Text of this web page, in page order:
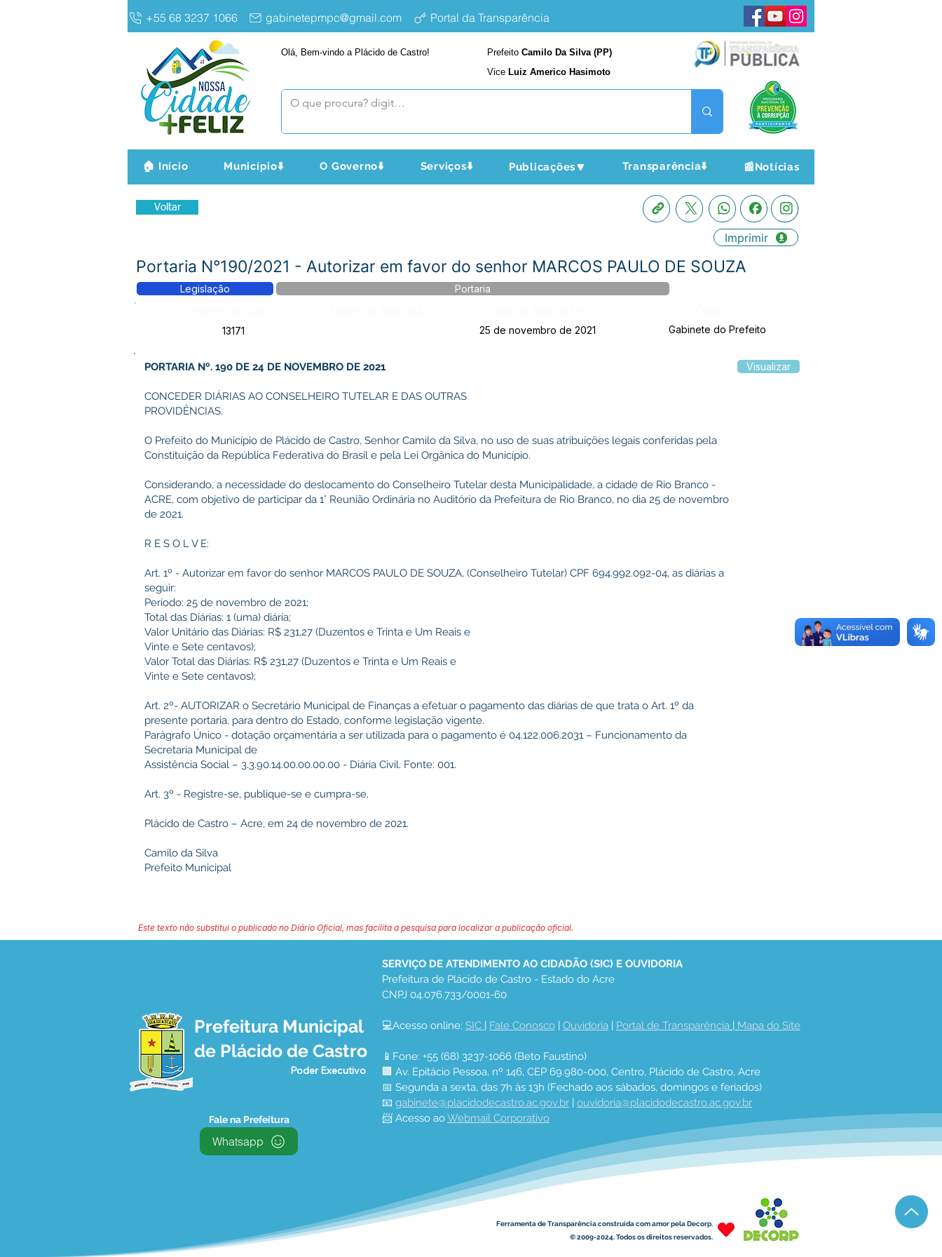
+55 68 3237 1066 gabinetepmpc@gmail.com Portal da Transparência
Olá, Bem-vindo a Plácido de Castro! Prefeito Camilo Da Silva (PP)
Vice Luiz Americo Hasimoto
🏠 Início Município⬇️ O Governo⬇️ Serviços⬇️ Publicações🔽 Transparência⬇️ 📰Notícias
Voltar
Imprimir
Portaria N°190/2021 - Autorizar em favor do senhor MARCOS PAULO DE SOUZA
Legislação
Portaria
13171
25 de novembro de 2021 Gabinete do Prefeito
PORTARIA Nº. 190 DE 24 DE NOVEMBRO DE 2021
CONCEDER DIÁRIAS AO CONSELHEIRO TUTELAR E DAS OUTRAS
PROVIDÊNCIAS.
O Prefeito do Município de Plácido de Castro, Senhor Camilo da Silva, no uso de suas atribuições legais conferidas pela
Constituição da República Federativa do Brasil e pela Lei Orgânica do Município.
Considerando, a necessidade do deslocamento do Conselheiro Tutelar desta Municipalidade, a cidade de Rio Branco -
ACRE, com objetivo de participar da 1° Reunião Ordinária no Auditório da Prefeitura de Rio Branco, no dia 25 de novembro
de 2021.
R E S O L V E:
Art. 1º - Autorizar em favor do senhor MARCOS PAULO DE SOUZA, (Conselheiro Tutelar) CPF 694.992.092-04, as diárias a
seguir:
Período: 25 de novembro de 2021;
Total das Diárias: 1 (uma) diária;
Valor Unitário das Diárias: R$ 231,27 (Duzentos e Trinta e Um Reais e
Vinte e Sete centavos);
Valor Total das Diárias: R$ 231,27 (Duzentos e Trinta e Um Reais e
Vinte e Sete centavos);
Art. 2º- AUTORIZAR o Secretário Municipal de Finanças a efetuar o pagamento das diárias de que trata o Art. 1º da
presente portaria, para dentro do Estado, conforme legislação vigente.
Parágrafo Único - dotação orçamentária a ser utilizada para o pagamento é 04.122.006.2031 – Funcionamento da
Secretaria Municipal de
Assistência Social – 3.3.90.14.00.00.00.00 - Diária Civil. Fonte: 001.
Art. 3º - Registre-se, publique-se e cumpra-se.
Plácido de Castro – Acre, em 24 de novembro de 2021.
Camilo da Silva
Prefeito Municipal
Visualizar
Este texto não substitui o publicado no Diário Oficial, mas facilita a pesquisa para localizar a publicação oficial.
Prefeitura Municipal
de Plácido de Castro
Poder Executivo
Fale na Prefeitura
Whatsapp
SERVIÇO DE ATENDIMENTO AO CIDADÃO (SIC) E OUVIDORIA
Prefeitura de Plácido de Castro - Estado do Acre
CNPJ 04.076.733/0001-60
💻Acesso online: SIC | Fale Conosco | Ouvidoria | Portal de Transparência | Mapa do Site
📱Fone: +55 (68) 3237-1066 (Beto Faustino)
🏢 Av. Epitácio Pessoa, nº 146, CEP 69.980-000, Centro, Plácido de Castro, Acre
📅 Segunda a sexta, das 7h às 13h (Fechado aos sábados, domingos e feriados)
📧 gabinete@placidodecastro.ac.gov.br | ouvidoria@placidodecastro.ac.gov.br
📨 Acesso ao Webmail Corporativo
Ferramenta de Transparência construída com amor pela Decorp.
© 2009-2024. Todos os direitos reservados.